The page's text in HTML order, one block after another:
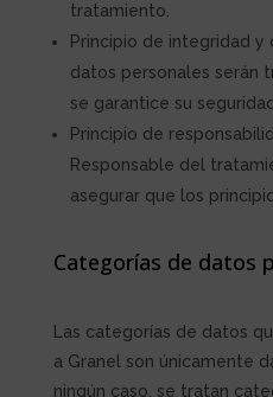
tratamiento.
Principio de integridad y
datos personales serán
se garantice su
Principio de
Responsable del
asegurar que los
Categorías de datos
Las categorías de datos
a Granel
son únicamente
ningún caso, se tratan